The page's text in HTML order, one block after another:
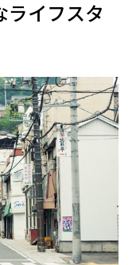
ライフスタ